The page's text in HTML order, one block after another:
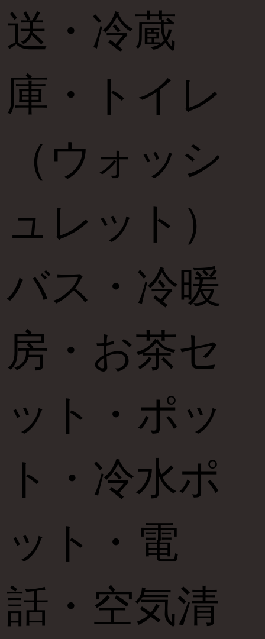
送・冷蔵
庫・トイレ
（ウォッシ
ュレット）
バス・冷暖
房・お茶セ
ット・ポッ
ト・冷水ポ
ット・電
話・空気清